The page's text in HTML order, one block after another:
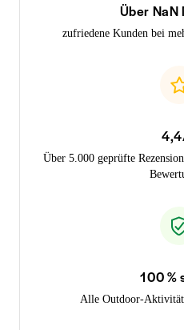
Über
zufriedene Kunden bei
Über 5.000 geprüfte
100 %
Alle Outdoor-